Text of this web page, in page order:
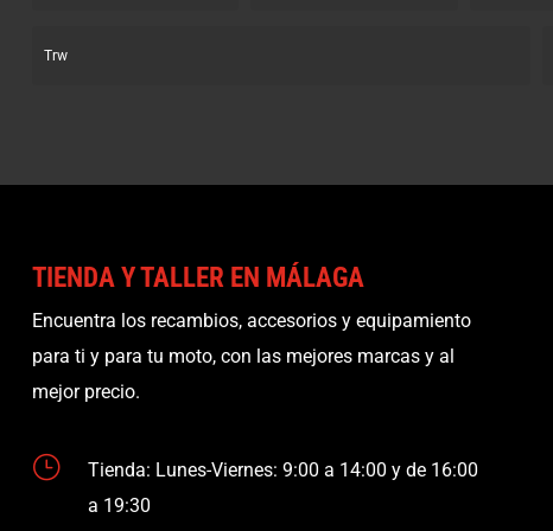
Trw
TIENDA Y TALLER EN MÁLAGA
Encuentra los recambios, accesorios y equipamiento
para ti y para tu moto, con las mejores marcas y al
mejor precio.
}
Tienda: Lunes-Viernes: 9:00 a 14:00 y de 16:00
a 19:30